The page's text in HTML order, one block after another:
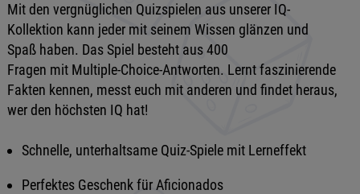
Mit den vergnüglichen Quizspielen aus unserer IQ-
Kollektion kann jeder mit seinem Wissen glänzen und
Spaß haben. Das Spiel besteht aus 400
Fragen mit Multiple-Choice-Antworten. Lernt faszinierende
Fakten kennen, messt euch mit anderen und findet heraus,
wer den höchsten IQ hat!
Schnelle, unterhaltsame Quiz-Spiele mit Lerneffekt
Perfektes Geschenk für Aficionados